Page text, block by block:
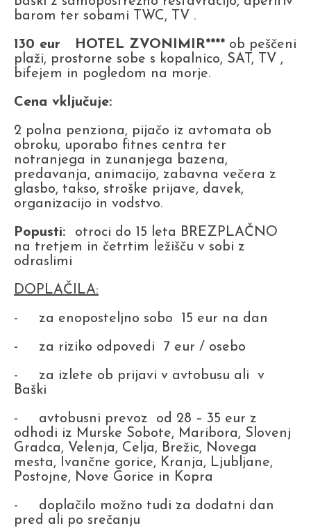
barom ter sobami TWC, TV .
130 eur HOTEL ZVONIMIR**** ob peščeni
plaži, prostorne sobe s kopalnico, SAT, TV ,
bifejem in pogledom na morje.
Cena vključuje:
2 polna penziona, pijačo iz avtomata ob
obroku, uporabo fitnes centra ter
notranjega in zunanjega bazena,
predavanja, animacijo, zabavna večera z
glasbo, takso, stroške prijave, davek,
organizacijo in vodstvo.
Popusti: otroci do 15 leta BREZPLAČNO
na tretjem in četrtim ležišču v sobi z
odraslimi
DOPLAČILA:
- za enoposteljno sobo 15 eur na dan
- za riziko odpovedi 7 eur / osebo
- za izlete ob prijavi v avtobusu ali v
Baški
- avtobusni prevoz od 28 – 35 eur z
odhodi iz Murske Sobote, Maribora, Slovenj
Gradca, Velenja, Celja, Brežic, Novega
mesta, Ivančne gorice, Kranja, Ljubljane,
Postojne, Nove Gorice in Kopra
- doplačilo možno tudi za dodatni dan
pred ali po srečanju